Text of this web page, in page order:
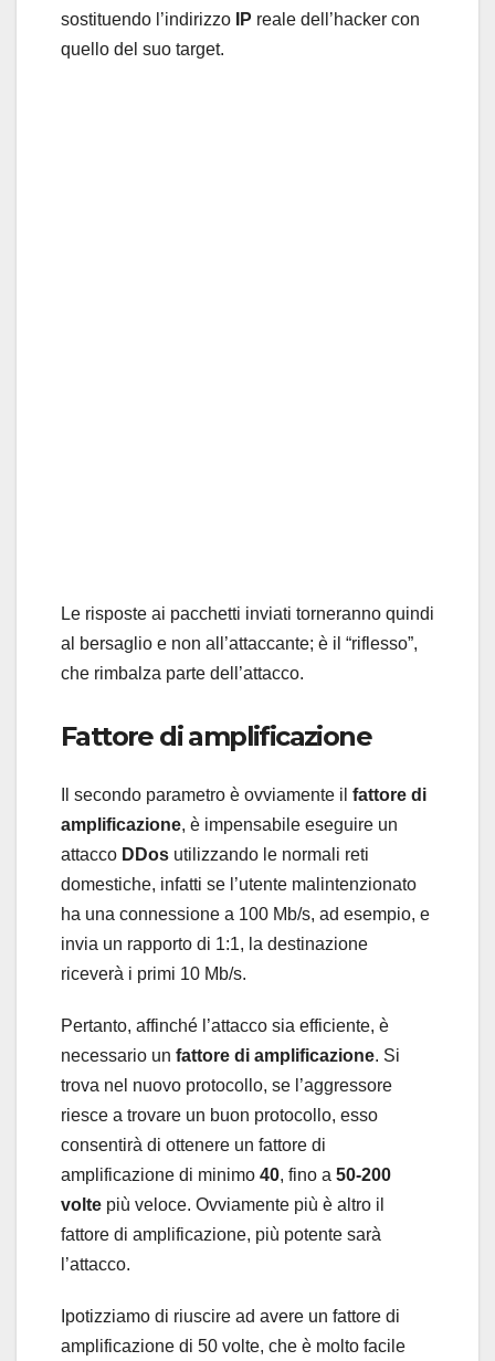
sostituendo l’indirizzo IP reale dell’hacker con
quello del suo target.
Le risposte ai pacchetti inviati torneranno quindi
al bersaglio e non all’attaccante; è il “riflesso”,
che rimbalza parte dell’attacco.
Fattore di amplificazione
Il secondo parametro è ovviamente il fattore di
amplificazione, è impensabile eseguire un
attacco DDos utilizzando le normali reti
domestiche, infatti se l’utente malintenzionato
ha una connessione a 100 Mb/s, ad esempio, e
invia un rapporto di 1:1, la destinazione
riceverà i primi 10 Mb/s.
Pertanto, affinché l’attacco sia efficiente, è
necessario un fattore di amplificazione. Si
trova nel nuovo protocollo, se l’aggressore
riesce a trovare un buon protocollo, esso
consentirà di ottenere un fattore di
amplificazione di minimo 40, fino a 50-200
volte più veloce. Ovviamente più è altro il
fattore di amplificazione, più potente sarà
l’attacco.
Ipotizziamo di riuscire ad avere un fattore di
amplificazione di 50 volte, che è molto facile